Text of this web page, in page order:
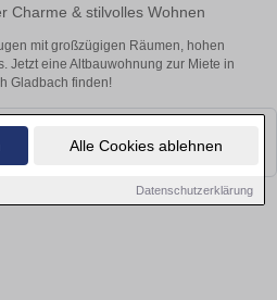
Alle Cookies ablehnen
Datenschutzerklärung
Charme & stilvolles Wohnen
mit großzügigen Räumen, hohen
Jetzt eine Altbauwohnung zur Miete in
Gladbach finden!
Objekte finden. Schauen Sie